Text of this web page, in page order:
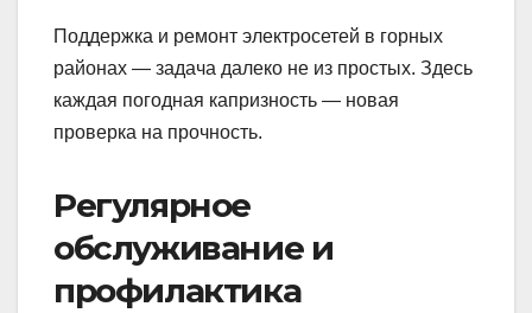
Поддержка и ремонт электросетей в горных
районах — задача далеко не из простых. Здесь
каждая погодная капризность — новая
проверка на прочность.
Регулярное
обслуживание и
профилактика